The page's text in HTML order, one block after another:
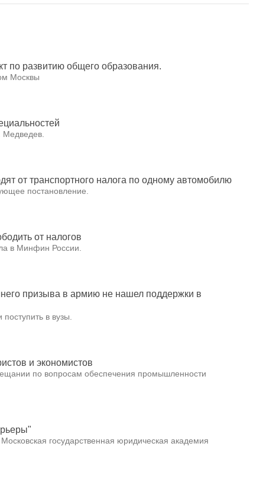
по развитию общего образования.
Москвы
Медведев.
от транспортного налога по одному автомобилю
постановление.
от налогов
в Минфин России.
призыва в армию не нашел поддержки в
в вузы.
и экономистов
по вопросам обеспечения промышленности
государственная юридическая академия